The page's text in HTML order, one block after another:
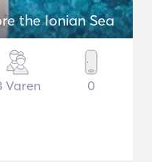
the Ionian Sea
Varen 0